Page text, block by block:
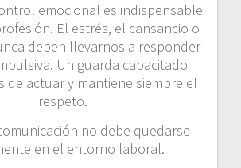
emocional es indispensable
El estrés, el cansancio o
deben llevarnos a responder
Un guarda capacitado
de actuar y mantiene siempre el
respeto.
no debe quedarse
en el entorno laboral.